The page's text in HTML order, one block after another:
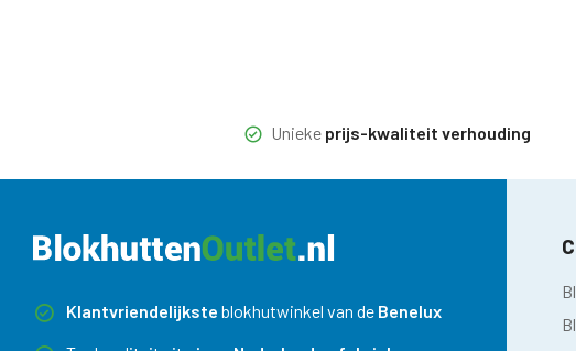
Unieke prijs-kwaliteit verhouding
Klantvriendelijkste blokhutwinkel van de Benelux